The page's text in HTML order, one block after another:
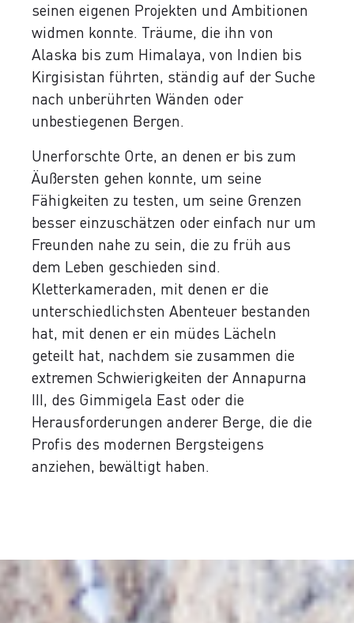
seinen eigenen Projekten und Ambitionen
widmen konnte. Träume, die ihn von
Alaska bis zum Himalaya, von Indien bis
Kirgisistan führten, ständig auf der Suche
nach unberührten Wänden oder
unbestiegenen Bergen.
Unerforschte Orte, an denen er bis zum
Äußersten gehen konnte, um seine
Fähigkeiten zu testen, um seine Grenzen
besser einzuschätzen oder einfach nur um
Freunden nahe zu sein, die zu früh aus
dem Leben geschieden sind.
Kletterkameraden, mit denen er die
unterschiedlichsten Abenteuer bestanden
hat, mit denen er ein müdes Lächeln
geteilt hat, nachdem sie zusammen die
extremen Schwierigkeiten der Annapurna
III, des Gimmigela East oder die
Herausforderungen anderer Berge, die die
Profis des modernen Bergsteigens
anziehen, bewältigt haben.